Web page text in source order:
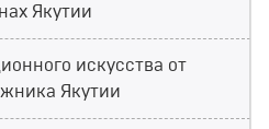
Якутии
искусства от
Якутии